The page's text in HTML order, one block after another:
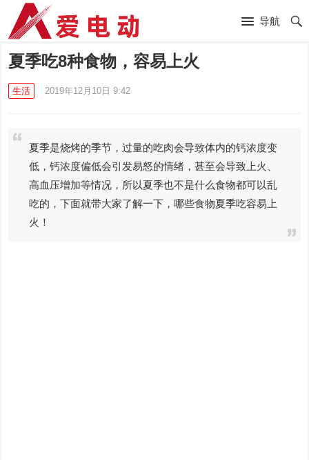
导航
夏季吃8种食物，容易上火
生活 2019年12月10日 9:42
夏季是烧烤的季节，过量的吃肉会导致体内的钙浓度变
低，钙浓度偏低会引发易怒的情绪，甚至会导致上火、
高血压增加等情况，所以夏季也不是什么食物都可以乱
吃的，下面就带大家了解一下，哪些食物夏季吃容易上
火！